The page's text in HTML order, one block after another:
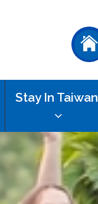
Stay In Taiwan